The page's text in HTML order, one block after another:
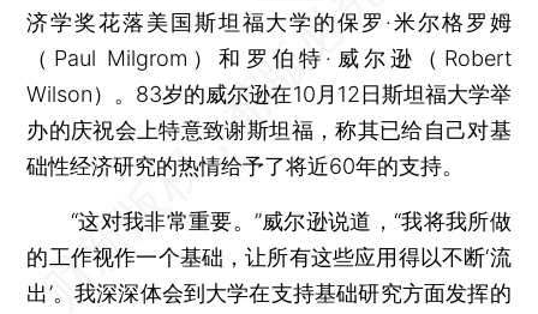
济学奖花落美国斯坦福大学的保罗·米尔格罗姆
（Paul Milgrom）和罗伯特·威尔逊（Robert
Wilson）。83岁的威尔逊在10月12日斯坦福大学举
办的庆祝会上特意致谢斯坦福，称其已给自己对基
础性经济研究的热情给予了将近60年的支持。
“这对我非常重要。”威尔逊说道，“我将我所做
的工作视作一个基础，让所有这些应用得以不断‘流
出’。我深深体会到大学在支持基础研究方面发挥的